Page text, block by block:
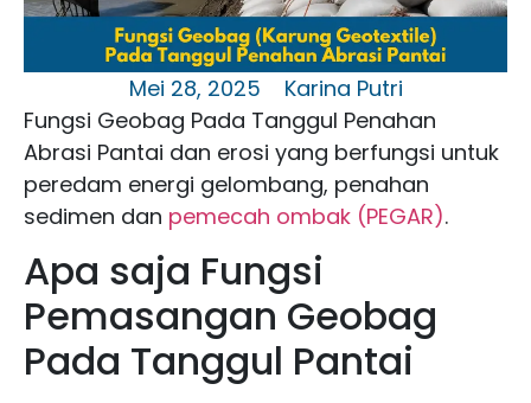
Mei 28, 2025
Karina Putri
Fungsi Geobag Pada Tanggul Penahan
Abrasi Pantai dan erosi yang berfungsi untuk
peredam energi gelombang, penahan
sedimen dan pemecah ombak (PEGAR).
Apa saja Fungsi
Pemasangan Geobag
Pada Tanggul Pantai